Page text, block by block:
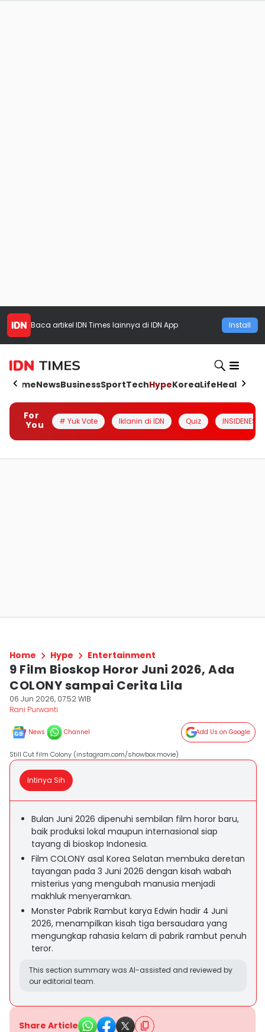
Baca artikel IDN Times lainnya di IDN App Install
HomeNewsBusinessSportTechHypeKoreaLifeHealth
For
You
# Yuk Vote Iklanin di IDN Quiz INSIDENESIA
Home Hype Entertainment
9 Film Bioskop Horor Juni 2026, Ada
COLONY sampai Cerita Lila
06 Jun 2026, 07:52 WIB
Rani Purwanti
News Channel Add Us on Google
Still Cut film Colony (instagram.com/showbox.movie)
Intinya Sih
Bulan Juni 2026 dipenuhi sembilan film horor baru,
baik produksi lokal maupun internasional siap
tayang di bioskop Indonesia.
Film COLONY asal Korea Selatan membuka deretan
tayangan pada 3 Juni 2026 dengan kisah wabah
misterius yang mengubah manusia menjadi
makhluk menyeramkan.
Monster Pabrik Rambut karya Edwin hadir 4 Juni
2026, menampilkan kisah tiga bersaudara yang
mengungkap rahasia kelam di pabrik rambut penuh
teror.
This section summary was AI-assisted and reviewed by
our editorial team.
Share Article